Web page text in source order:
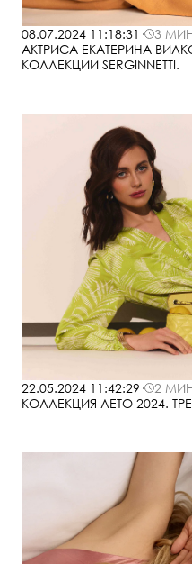
08.07.2024 11:18:31 ·
3
АКТРИСА ЕКАТЕРИНА
КОЛЛЕКЦИИ SERGINNETTI.
22.05.2024 11:42:29 ·
2
КОЛЛЕКЦИЯ ЛЕТО 2024.